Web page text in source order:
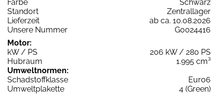
Farbe
Schwarz
Standort
Zentrallager
Lieferzeit
ab ca. 10.08.2026
Unsere Nummer
G0024416
Motor:
kW / PS
206 kW / 280 PS
Hubraum
1.995 cm³
Umweltnormen:
Schadstoffklasse
Euro6
Umweltplakette
4 (Green)